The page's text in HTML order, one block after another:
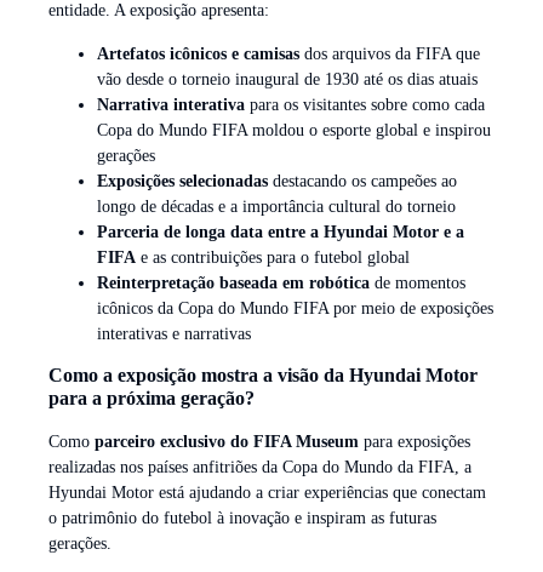
entidade. A exposição apresenta:
Artefatos icônicos e camisas dos arquivos da FIFA que
vão desde o torneio inaugural de 1930 até os dias atuais
Narrativa interativa para os visitantes sobre como cada
Copa do Mundo FIFA moldou o esporte global e inspirou
gerações
Exposições selecionadas destacando os campeões ao
longo de décadas e a importância cultural do torneio
Parceria de longa data entre a Hyundai Motor e a
FIFA e as contribuições para o futebol global
Reinterpretação baseada em robótica de momentos
icônicos da Copa do Mundo FIFA por meio de exposições
interativas e narrativas
Como a exposição mostra a visão da Hyundai Motor
para a próxima geração?
Como parceiro exclusivo do FIFA Museum para exposições
realizadas nos países anfitriões da Copa do Mundo da FIFA, a
Hyundai Motor está ajudando a criar experiências que conectam
o patrimônio do futebol à inovação e inspiram as futuras
gerações.